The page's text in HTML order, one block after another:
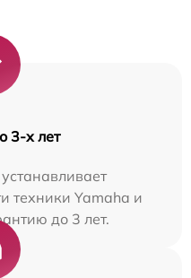
3-х лет
техники Yamaha и
до 3 лет.